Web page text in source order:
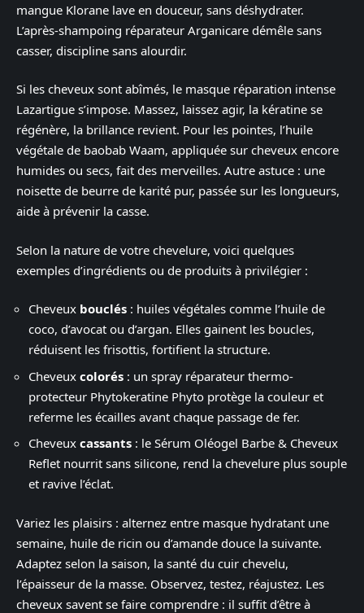
mangue Klorane lave en douceur, sans déshydrater.
L’après-shampoing réparateur Arganicare démêle sans
casser, discipline sans alourdir.
Si les cheveux sont abîmés, le masque réparation intense
Lazartigue s’impose. Massez, laissez agir, la kératine se
régénère, la brillance revient. Pour les pointes, l’huile
végétale de baobab Waam, appliquée sur cheveux encore
humides ou secs, fait des merveilles. Autre astuce : une
noisette de beurre de karité pur, passée sur les longueurs,
aide à prévenir la casse.
Selon la nature de votre chevelure, voici quelques
exemples d’ingrédients ou de produits à privilégier :
Cheveux bouclés : huiles végétales comme l’huile de
coco, d’avocat ou d’argan. Elles gainent les boucles,
réduisent les frisottis, fortifient la structure.
Cheveux colorés : un spray réparateur thermo-
protecteur Phytokeratine Phyto protège la couleur et
referme les écailles avant chaque passage de fer.
Cheveux cassants : le Sérum Oléogel Barbe & Cheveux
Reflet nourrit sans silicone, rend la chevelure plus souple
et ravive l’éclat.
Variez les plaisirs : alternez entre masque hydratant une
semaine, huile de ricin ou d’amande douce la suivante.
Adaptez selon la saison, la santé du cuir chevelu,
l’épaisseur de la masse. Observez, testez, réajustez. Les
cheveux savent se faire comprendre : il suffit d’être à